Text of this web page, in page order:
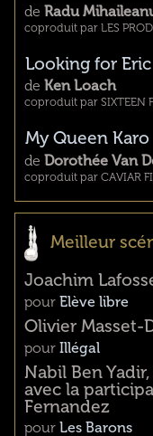
de Radu
coproduit par LES
Looking for Eric
de Ken Loach
coproduit par SIXTEEN
My Queen Karo
de Dorothée Van
coproduit par CAVIAR
Meilleur
Joachim
pour Elève libre
Olivier Masset-
pour Illégal
Nabil Ben
avec la
Fernandez
pour Les Barons